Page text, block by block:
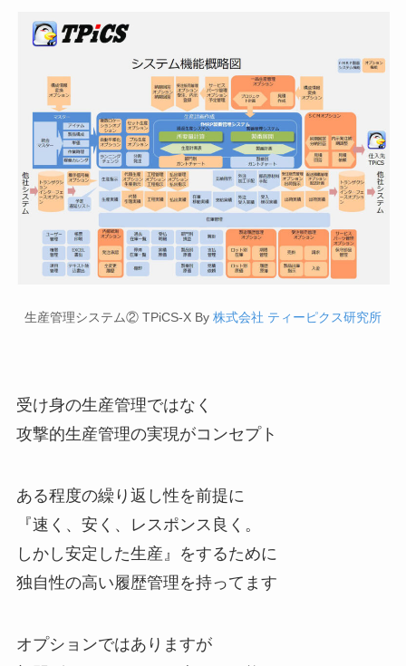
生産管理システム② TPiCS-X By 株式会社 ティーピクス研究所
受け身の生産管理ではなく
攻撃的生産管理の実現がコンセプト
ある程度の繰り返し性を前提に
『速く、安く、レスポンス良く。
しかし安定した生産』をするために
独自性の高い履歴管理を持ってます
オプションではありますが